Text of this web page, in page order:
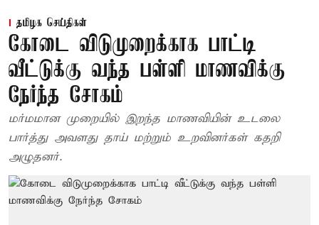
தமிழக செய்திகள்
கோடை விடுமுறைக்காக பாட்டி
வீட்டுக்கு வந்த பள்ளி மாணவிக்கு
நேர்ந்த சோகம்
மர்மமான முறையில் இறந்த மாணவியின் உடலை
பார்த்து அவளது தாய் மற்றும் உறவினர்கள் கதறி
அழுதனர்.